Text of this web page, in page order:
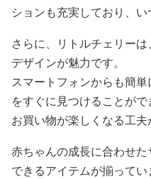
ションも充実しており、い
さらに、リトルチェリー
デザインが魅力です。
スマートフォンからも簡
をすぐに見つけることがで
お買い物が楽しくなる工夫
赤ちゃんの成長に合わせ
できるアイテムが揃ってい